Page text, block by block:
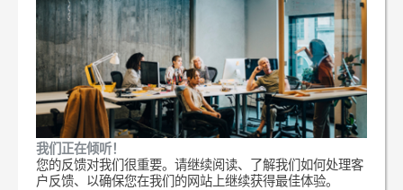
我们正在倾听！
您的反馈对我们很重要。请继续阅读、了解我们如何处理客
户反馈、以确保您在我们的网站上继续获得最佳体验。